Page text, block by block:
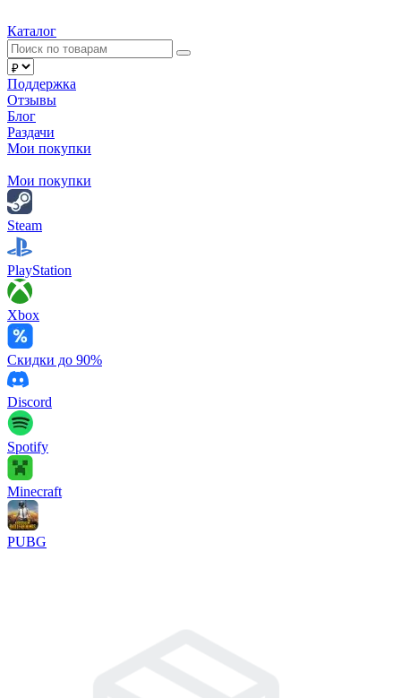
Каталог
Поддержка
Отзывы
Блог
Раздачи
Мои покупки
Мои покупки
Steam
PlayStation
Xbox
Скидки до 90%
Discord
Spotify
Minecraft
PUBG